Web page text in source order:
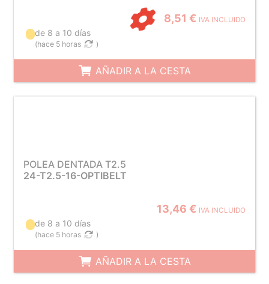
8,51 € IVA INCLUIDO
de 8 a 10 días
(hace 5 horas )
AÑADIR A LA CESTA
POLEA DENTADA T2.5
24-T2.5-16-OPTIBELT
13,46 € IVA INCLUIDO
de 8 a 10 días
(hace 5 horas )
AÑADIR A LA CESTA